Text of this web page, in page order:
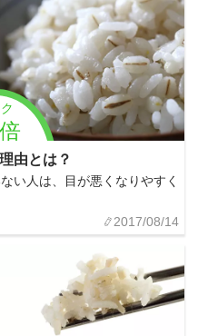
由とは？
い人は、目が悪くなりやすく
2017/08/14